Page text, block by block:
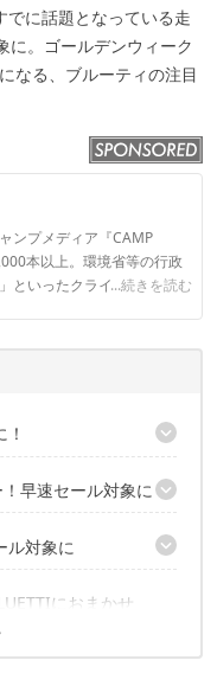
でに話題となっている走
に。ゴールデンウィーク
なる、ブルーティの注目
ンプメディア『CAMP
本以上。環境省等の行政
といったクライアントとの
...続きを読む
ル
早速セール対象に
」
も「AORA100」
ル対象に
使いもにおまかせ